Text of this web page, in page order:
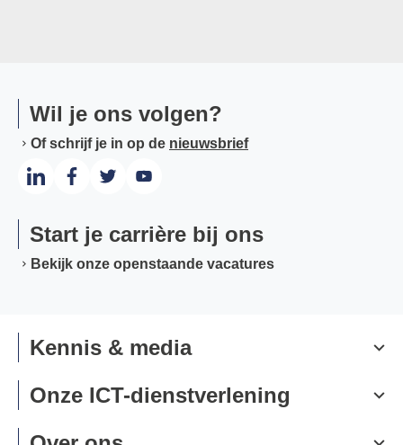
Wil je ons volgen?
Of schrijf je in op de nieuwsbrief
Start je carrière bij ons
Bekijk onze openstaande vacatures
Kennis & media
Onze ICT-dienstverlening